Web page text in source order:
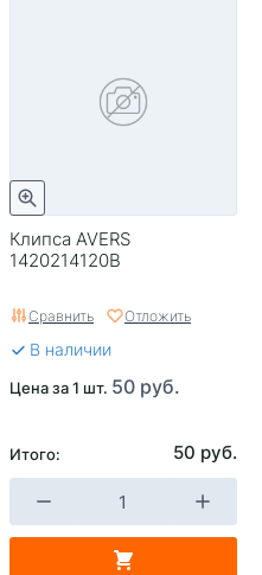
Клипса AVERS
1420214120B
Сравнить Отложить
В наличии
Цена за 1 шт. 50 руб.
Итого: 50 руб.